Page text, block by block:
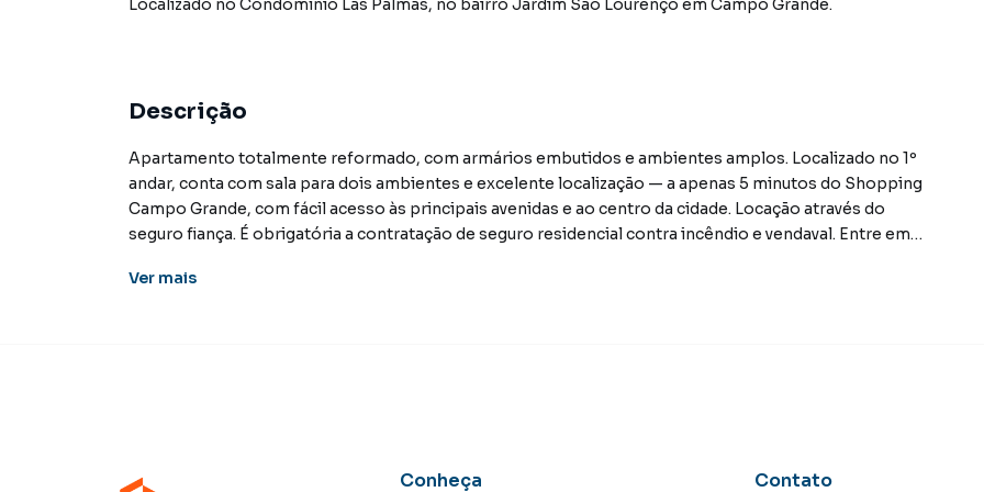
Localizado no Condomínio Las Palmas, no bairro Jardim São Lourenço em Campo Grande.
Descrição
Apartamento totalmente reformado, com armários embutidos e ambientes amplos. Localizado no 1º
andar, conta com sala para dois ambientes e excelente localização — a apenas 5 minutos do Shopping
Campo Grande, com fácil acesso às principais avenidas e ao centro da cidade. Locação através do
seguro fiança. É obrigatória a contratação de seguro residencial contra incêndio e vendaval. Entre em
lançamentos na planta em Jardim São Lourenço e em outras regiões de Campo Grande. Aqui você
Ver mais
Conheça Contato